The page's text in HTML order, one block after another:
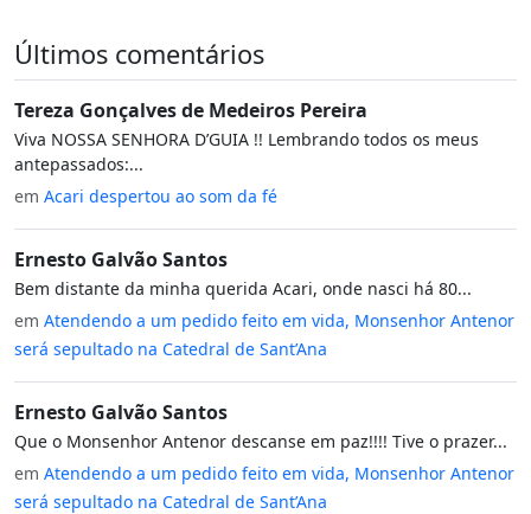
Últimos comentários
Tereza Gonçalves de Medeiros Pereira
Viva NOSSA SENHORA D’GUIA !! Lembrando todos os meus
antepassados:...
em Acari despertou ao som da fé
Ernesto Galvão Santos
Bem distante da minha querida Acari, onde nasci há 80...
em Atendendo a um pedido feito em vida, Monsenhor Antenor
será sepultado na Catedral de Sant’Ana
Ernesto Galvão Santos
Que o Monsenhor Antenor descanse em paz!!!! Tive o prazer...
em Atendendo a um pedido feito em vida, Monsenhor Antenor
será sepultado na Catedral de Sant’Ana